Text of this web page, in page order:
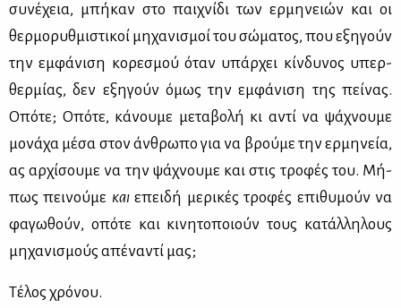
συ­νέ­χεια, μπή­καν στο παι­χνί­δι των ερ­μη­νειών και οι
θερ­μο­ρυθ­μι­στι­κοί μη­χα­νι­σμοί του σώ­μα­τος, που εξη­γούν
την εμ­φά­νι­ση κο­ρε­σμού όταν υπάρ­χει κίν­δυ­νος υπερ­
θερ­μί­ας, δεν εξη­γούν όμως την εμ­φά­νι­ση της πεί­νας.
Οπό­τε; Οπό­τε, κά­νου­με με­τα­βο­λή κι αντί να ψά­χνου­με
μο­νά­χα μέ­σα στον άν­θρω­πο για να βρού­με την ερ­μη­νεία,
ας αρ­χί­σου­με να την ψά­χνου­με και στις τρο­φές του. Μή­
πως πει­νού­με καιεπει­δή με­ρι­κές τρο­φές επι­θυ­μούν να
φα­γω­θούν, οπό­τε και κι­νη­το­ποιούν τους κα­τάλ­λη­λους
μη­χα­νι­σμούς απέ­να­ντί μας;
Τέ­λος χρό­νου.